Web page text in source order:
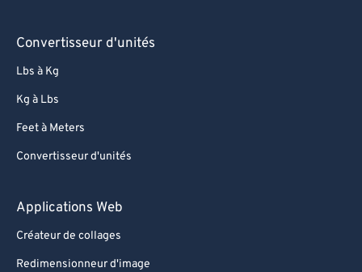
Convertisseur d'unités
Lbs à Kg
Kg à Lbs
Feet à Meters
Convertisseur d'unités
Applications Web
Créateur de collages
Redimensionneur d'image